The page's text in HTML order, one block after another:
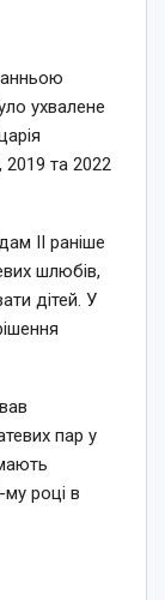
ухвалене
2019 та 2022
II раніше
шлюбів,
дітей. У
пар у
році в